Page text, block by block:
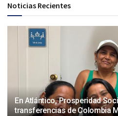
Noticias Recientes
En Atlántico, Prosperidad
transferencias de Colombia